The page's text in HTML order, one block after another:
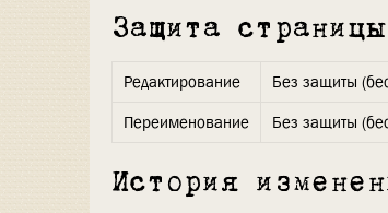
Защита страницы
Редактирование
Без защиты
Переименование
Без защиты
История